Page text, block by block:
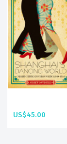
US$45.00